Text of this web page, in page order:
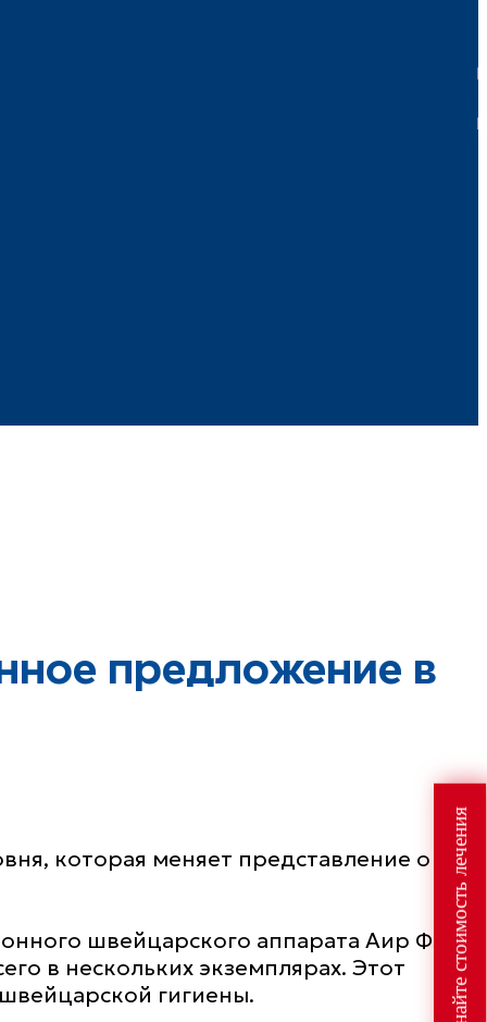
предложение в
которая меняет представление о
швейцарского аппарата Аир Флоу
в нескольких экземплярах. Этот
гигиены.
Узнайте стоимость лечения